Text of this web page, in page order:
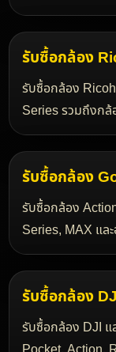
รับซื้อกล้อง
รับซื้อกล้อง
รับซื้อกล้อง
645 Series และ